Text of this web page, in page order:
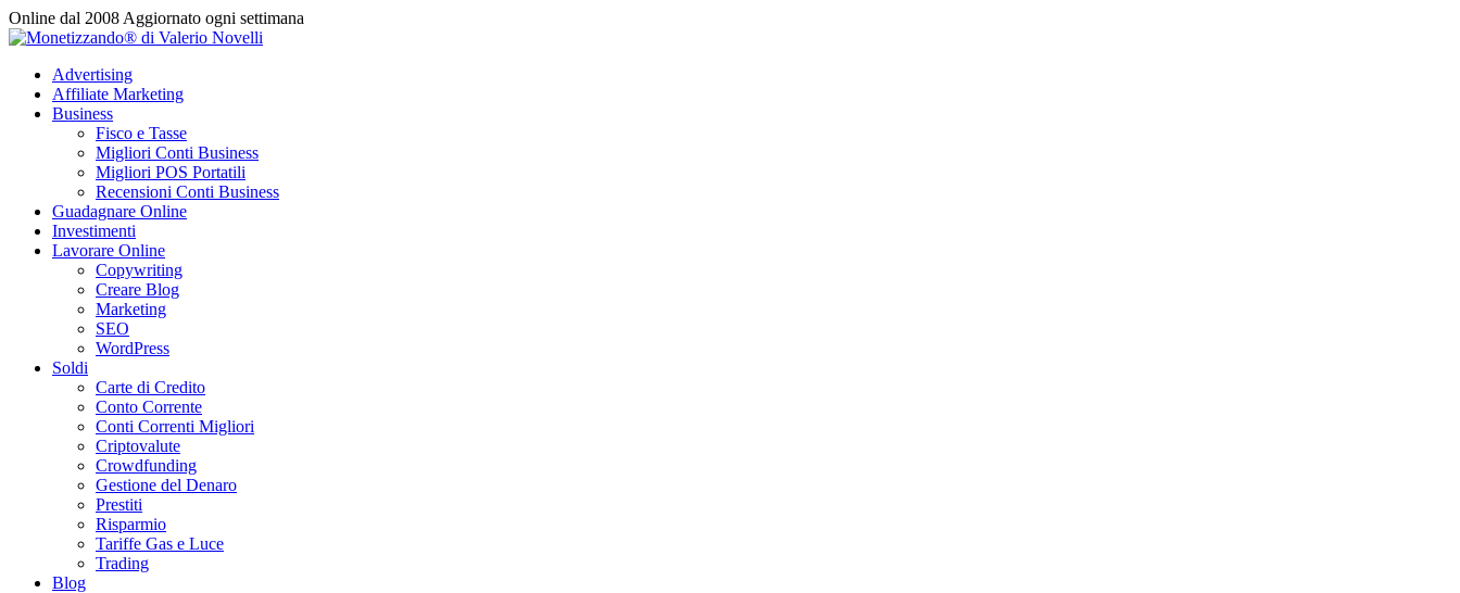
Vai
al
Online dal 2008 Aggiornato ogni settimana
Advertising
Affiliate Marketing
Business
Fisco e Tasse
Migliori Conti Business
Migliori POS Portatili
Recensioni Conti Business
Guadagnare Online
Investimenti
Lavorare Online
Copywriting
Creare Blog
Marketing
SEO
WordPress
Soldi
Carte di Credito
Conto Corrente
Conti Correnti Migliori
Criptovalute
Crowdfunding
Gestione del Denaro
Prestiti
Risparmio
Tariffe Gas e Luce
Trading
Blog